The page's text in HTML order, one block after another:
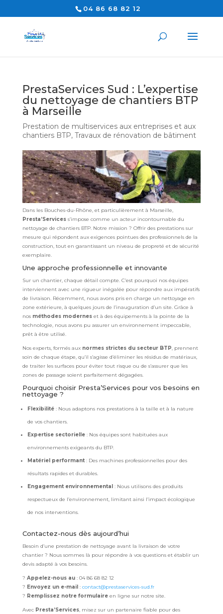
04 86 68 82 12
PrestaServices Sud : L’expertise
du nettoyage de chantiers BTP
à Marseille
Prestation de multiservices aux entreprises et aux
chantiers BTP, Travaux de rénovation de bâtiment
Dans les Bouches-du-Rhône, et particulièrement à Marseille,
Presta’Servicess’impose comme un acteur incontournable du
nettoyage de chantiers BTP. Notre mission ? Offrir des prestations sur
mesure qui répondent aux exigences pointues des professionnels de la
construction, tout en garantissant un niveau de propreté et de sécurité
exemplaire.
Une approche professionnelle et innovante
Sur un chantier, chaque détail compte. C’est pourquoi nos équipes
interviennent avec une rigueur inégalée pour répondre aux impératifs
de livraison. Récemment, nous avons pris en charge un nettoyage en
zone extérieure, à quelques jours de l’inauguration d’un site. Grâce à
nos méthodes moderneset à des équipements à la pointe de la
technologie, nous avons pu assurer un environnement impeccable,
prêt à être utilisé.
Nos experts, formés aux normes strictes du secteur BTP, prennent
soin de chaque étape, qu’il s’agisse d’éliminer les résidus de matériaux,
de traiter les surfaces pour éviter tout risque ou de s’assurer que les
zones de passage soient parfaitement dégagées.
Pourquoi choisir Presta’Services pour vos besoins en
nettoyage ?
Flexibilité: Nous adaptons nos prestations à la taille et à la nature
de vos chantiers.
Expertise sectorielle: Nos équipes sont habituées aux
environnements exigeants du BTP.
Matériel performant: Des machines professionnelles pour des
résultats rapides et durables.
Engagement environnemental: Nous utilisons des produits
respectueux de l’environnement, limitant ainsi l’impact écologique
de nos interventions.
Contactez-nous dès aujourd’hui
Besoin d’une prestation de nettoyage avant la livraison de votre
chantier ? Nous sommes là pour répondre à vos questions et établir un
devis adapté à vos besoins.
? Appelez-nous au: 04 86 68 82 12
? Envoyez un e-mail: contact@prestaservices-sud.fr
? Remplissez notre formulaireen ligne sur notre site.
Avec Presta’Services, misez sur un partenaire fiable pour des